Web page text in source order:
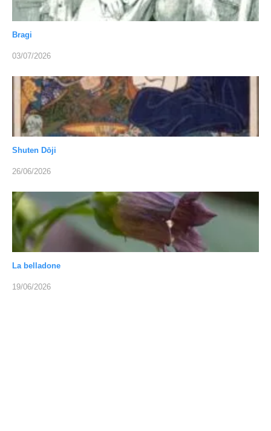
Bragi
03/07/2026
Shuten Dōji
26/06/2026
La belladone
19/06/2026